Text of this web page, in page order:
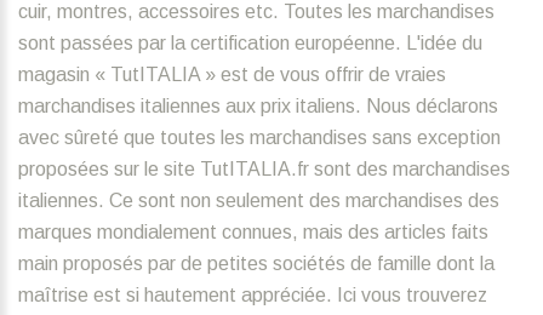
cuir, montres, accessoires etc. Toutes les marchandises
sont passées par la certification européenne. L'idée du
magasin « TutITALIA » est de vous offrir de vraies
marchandises italiennes aux prix italiens. Nous déclarons
avec sûreté que toutes les marchandises sans exception
proposées sur le site TutITALIA.fr sont des marchandises
italiennes. Ce sont non seulement des marchandises des
marques mondialement connues, mais des articles faits
main proposés par de petites sociétés de famille dont la
maîtrise est si hautement appréciée. Ici vous trouverez